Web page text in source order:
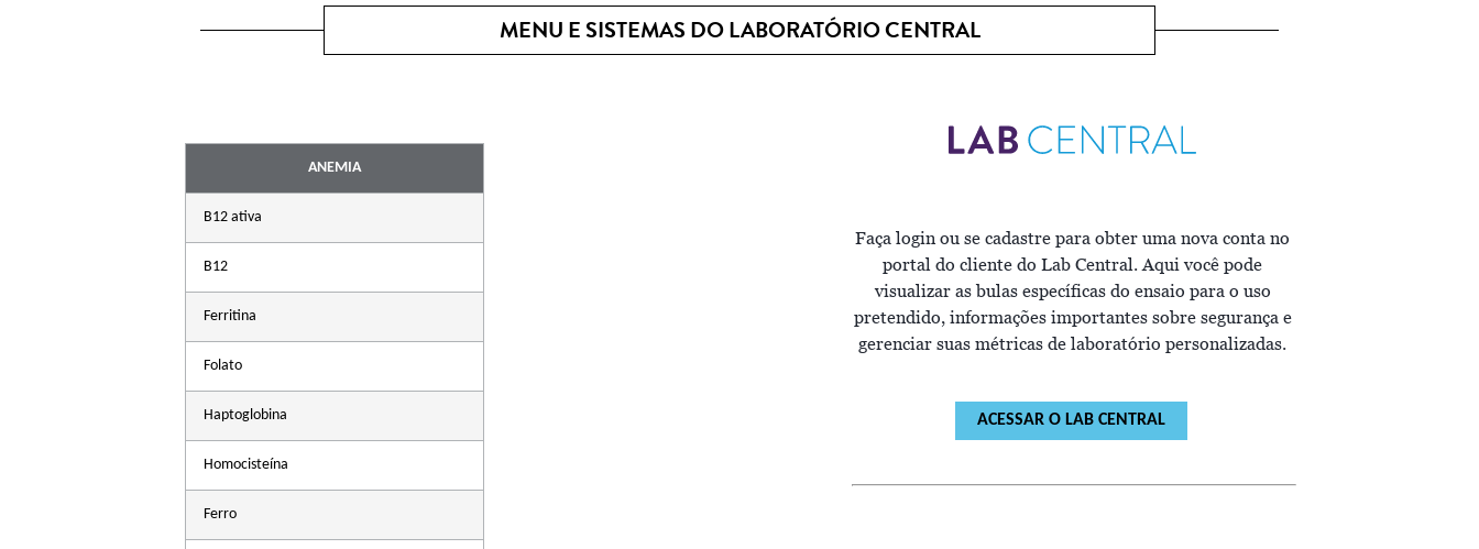
MENU E SISTEMAS DO LABORATÓRIO CENTRAL
ANEMIA
B12 ativa
B12
Ferritina
Folato
Haptoglobina
Homocisteína
Ferro
Faça login ou se cadastre para obter uma nova conta no
portal do cliente do Lab Central. Aqui você pode
visualizar as bulas específicas do ensaio para o uso
pretendido, informações importantes sobre segurança e
gerenciar suas métricas de laboratório personalizadas.
ACESSAR O LAB CENTRAL